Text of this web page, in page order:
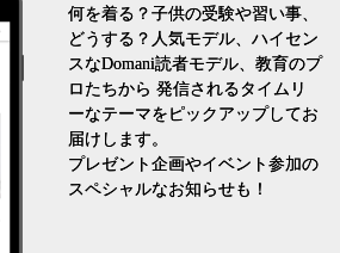
何を着る？子供の受験や習い事、
どうする？人気モデル、ハイセン
スなDomani読者モデル、教育のプ
ロたちから 発信されるタイムリ
ーなテーマをピックアップしてお
届けします。
プレゼント企画やイベント参加の
スペシャルなお知らせも！